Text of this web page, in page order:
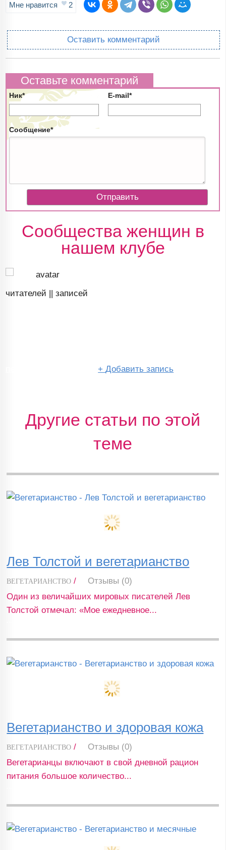
Мне нравится 2
Оставить комментарий
Оставьте комментарий
Ник* E-mail*
Сообщение*
Сообщества женщин в
нашем клубе
читателей ||записей
перейти в сообщество+Добавить запись
Другие статьи по этой
теме
Лев Толстой и вегетарианство
ВЕГЕТАРИАНСТВО /
Отзывы (0)
Один из величайших мировых писателей Лев
Толстой отмечал: «Мое ежедневное...
Вегетарианство и здоровая кожа
ВЕГЕТАРИАНСТВО /
Отзывы (0)
Вегетарианцы включают в свой дневной рацион
питания большое количество...